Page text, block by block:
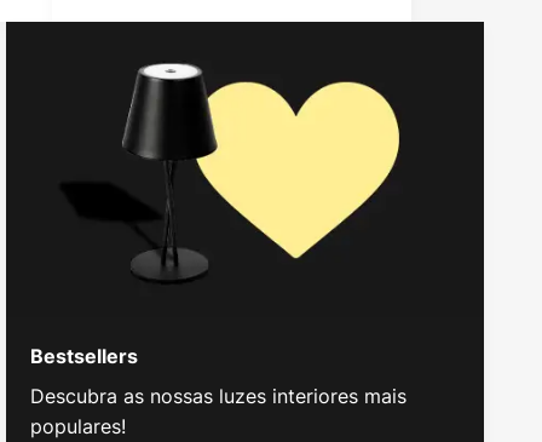
Bestsellers
Descubra as nossas luzes interiores mais
populares!